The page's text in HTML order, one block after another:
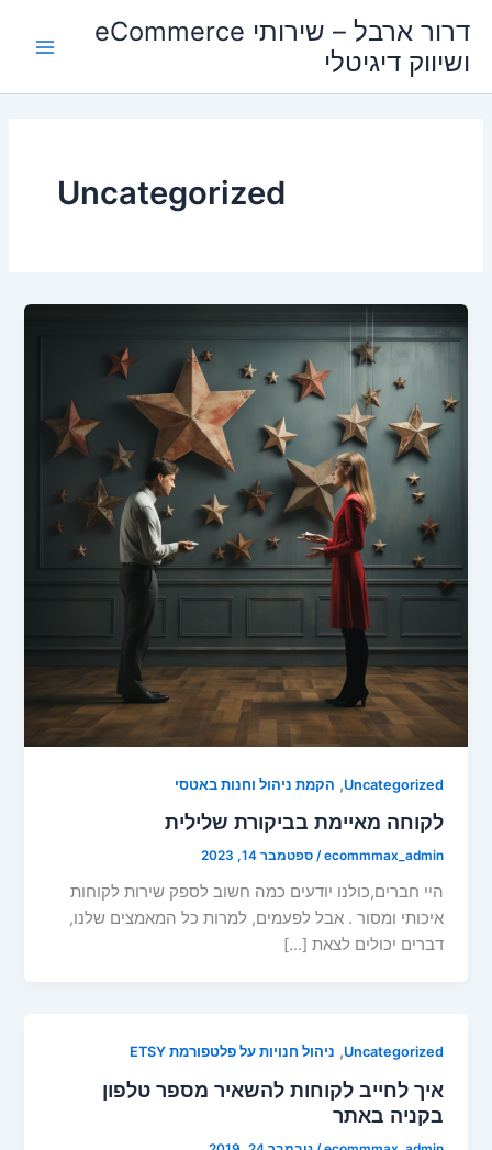
לתוכן
דרור ארבל – שירותי eCommerce
ושיווק דיגיטלי
Uncategorized
Uncategorized
, הקמת ניהול וחנות באטסי
לקוחה מאיימת בביקורת שלילית
ecommmax_admin
/ספטמבר 14, 2023
היי חברים,כולנו יודעים כמה חשוב לספק שירות לקוחות
איכותי ומסור . אבל לפעמים, למרות כל המאמצים שלנו,
דברים יכולים לצאת […]
Uncategorized
, ניהול חנויות על פלטפורמת ETSY
איך לחייב לקוחות להשאיר מספר טלפון
בקניה באתר